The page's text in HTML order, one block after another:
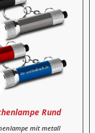
Rund
mit metall